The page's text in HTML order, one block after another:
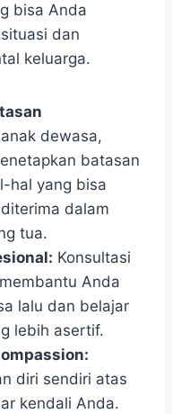
bisa Anda
dan
keluarga.
dewasa,
batasan
hal yang bisa
dalam
tua.
Konsultasi
Anda
lalu dan belajar
lebih asertif.
diri sendiri atas
kendali Anda.